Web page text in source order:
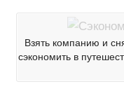
Взять компанию и
сэкономить в